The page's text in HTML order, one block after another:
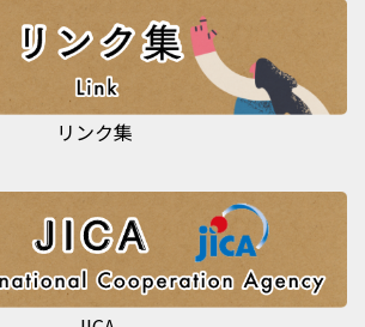
リンク集